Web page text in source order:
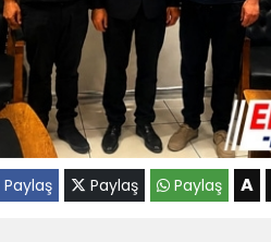
Paylaş Paylaş Paylaş A